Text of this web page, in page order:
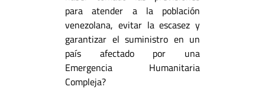
para atender a la población
venezolana, evitar la escasez y
garantizar el suministro en un
país afectado por una
Emergencia Humanitaria
Compleja?